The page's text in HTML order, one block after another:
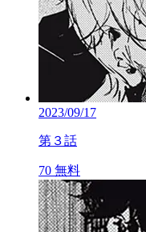
2023/09/17
第３話
70 無料